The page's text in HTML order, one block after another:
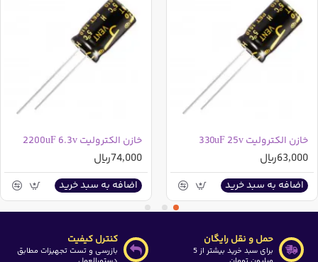
ارتفاع : 35 میلی متر
قطر : 16 میلی متر
دما : 105 درجه سانتی گراد
نوع پایه: سیمی
مشخصات خازن الکترولیت 100 میکرو فاراد 450 ولت
ارتفاع : 35 میلی متر
دما : 105 درجه سانتی گراد
خازن الکترولیت 330uF 25v
63,000ریال
اضافه به سبد خرید
خازن الکترولیت 2200uF 6.3v
74,000ریال
اضافه به سبد خرید
حمل و نقل رایگان
برای سبد خرید بیشتر از 5
کنترل کیفیت
بازرسی و تست تجهیزات مطابق